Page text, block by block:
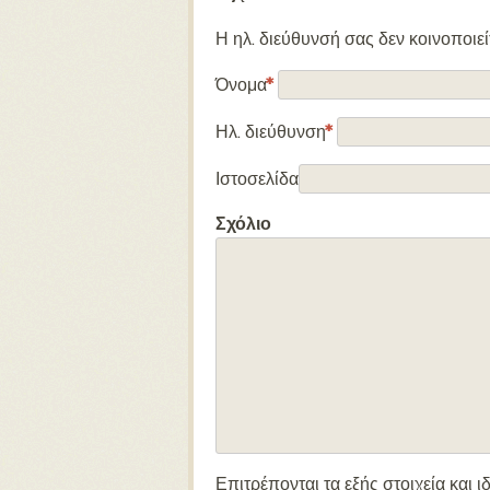
Η ηλ. διεύθυνσή σας δεν
Όνομα*
Ηλ. διεύθυνση*
Ιστοσελίδα
Σχόλιο
Επιτρέπονται τα εξής στοιχεία και